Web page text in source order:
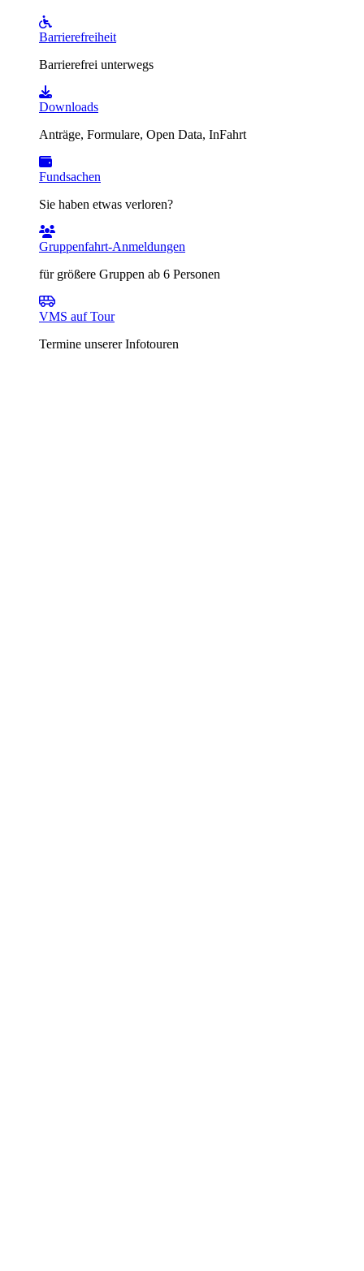
Barrierefreiheit
Barrierefrei unterwegs
Downloads
Anträge, Formulare, Open Data, InFahrt
Fundsachen
Sie haben etwas verloren?
Gruppenfahrt-Anmeldungen
für größere Gruppen ab 6 Personen
VMS auf Tour
Termine unserer Infotouren